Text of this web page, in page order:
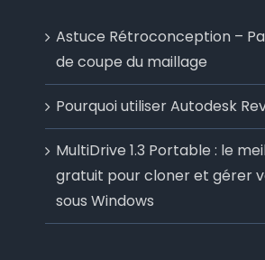
Astuce Rétroconception –
de coupe du maillage
Pourquoi utiliser Autodesk
MultiDrive 1.3 Portable : le
gratuit pour cloner et gérer
sous Windows